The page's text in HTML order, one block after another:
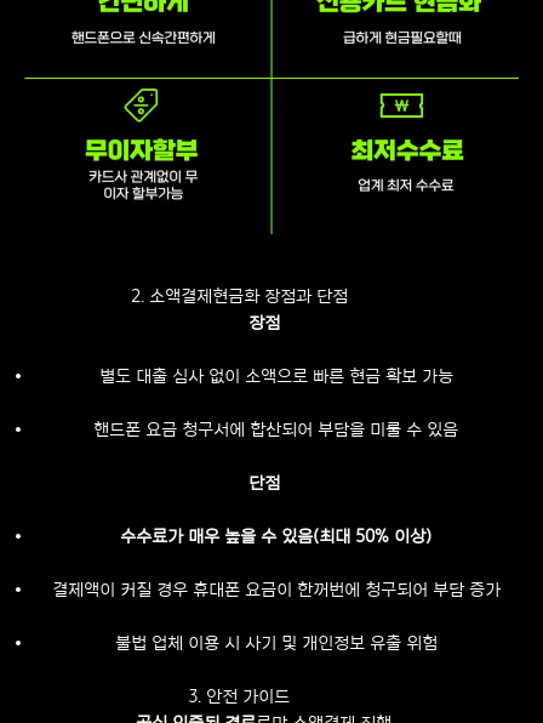
2. 소액결제현금화 장점과 단점
장점
별도 대출 심사 없이 소액으로 빠른 현금 확보 가능
핸드폰 요금 청구서에 합산되어 부담을 미룰 수 있음
단점
수수료가 매우 높을 수 있음(최대 50% 이상)
결제액이 커질 경우 휴대폰 요금이 한꺼번에 청구되어 부담 증가
불법 업체 이용 시 사기 및 개인정보 유출 위험
3. 안전 가이드